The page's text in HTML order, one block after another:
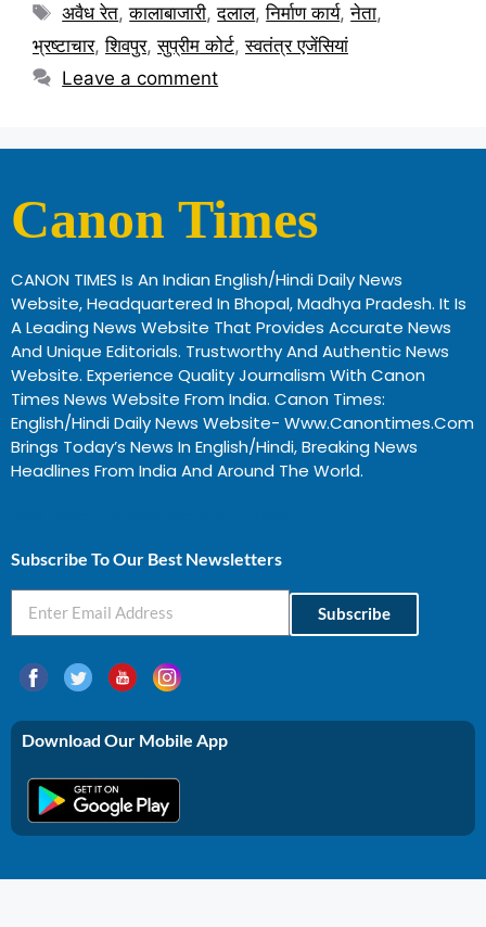
अवैध रेत,कालाबाजारी,दलाल,निर्माण कार्य,नेता,
भ्रष्टाचार,शिवपुर,सुप्रीम कोर्ट,स्वतंत्र एजेंसियां
Leave a comment
Canon Times
CANON TIMES Is An Indian English/Hindi Daily News
Website, Headquartered In Bhopal, Madhya Pradesh. It Is
A Leading News Website That Provides Accurate News
And Unique Editorials. Trustworthy And Authentic News
Website. Experience Quality Journalism With Canon
Times News Website From India. Canon Times:
English/Hindi Daily News Website- Www.canontimes.com
Brings Today’s News In English/Hindi, Breaking News
Headlines From India And Around The World.
Subscribe To Our Best Newsletters
Subscribe
Download Our Mobile App